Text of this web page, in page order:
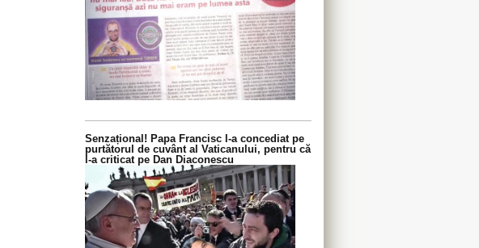
Senzațional! Papa Francisc l-a concediat pe
purtătorul de cuvânt al Vaticanului, pentru că
l-a criticat pe Dan Diaconescu